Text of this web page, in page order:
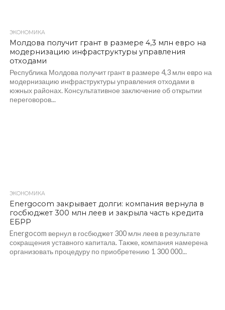
ЭКОНОМИКА
Молдова получит грант в размере 4,3 млн евро на
модернизацию инфраструктуры управления
отходами
Республика Молдова получит грант в размере 4,3 млн евро на
модернизацию инфраструктуры управления отходами в
южных районах. Консультативное заключение об открытии
переговоров...
ЭКОНОМИКА
Energocom закрывает долги: компания вернула в
госбюджет 300 млн леев и закрыла часть кредита
ЕБРР
Energocom вернул в госбюджет 300 млн леев в результате
сокращения уставного капитала. Также, компания намерена
организовать процедуру по приобретению 1 300 000...